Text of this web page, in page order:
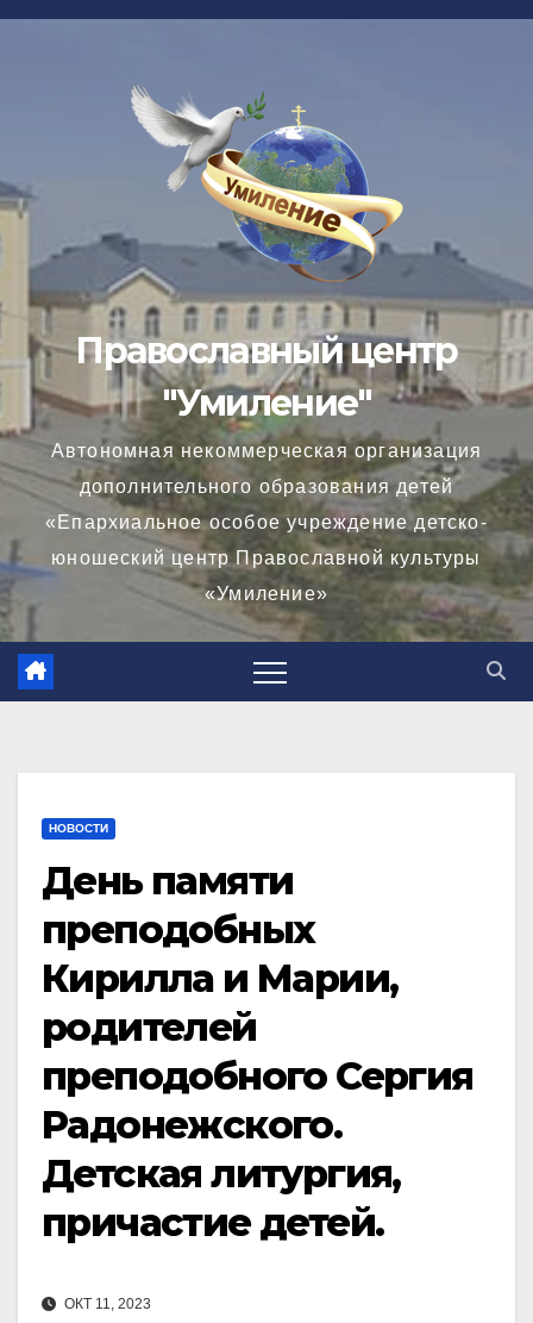
Перейти
Православный центр
"Умиление"
Автономная некоммерческая организация
дополнительного образования детей
«Епархиальное особое учреждение детско-
юношеский центр Православной культуры
«Умиление»
НОВОСТИ
День памяти
преподобных
Кирилла и Марии,
родителей
преподобного Сергия
Радонежского.
Детская литургия,
причастие детей.
ОКТ 11, 2023